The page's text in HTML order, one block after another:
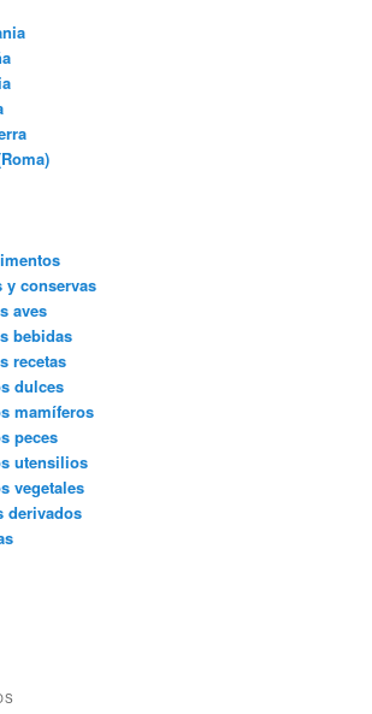
y conservas
aves
bebidas
recetas
dulces
mamíferos
peces
utensilios
vegetales
derivados